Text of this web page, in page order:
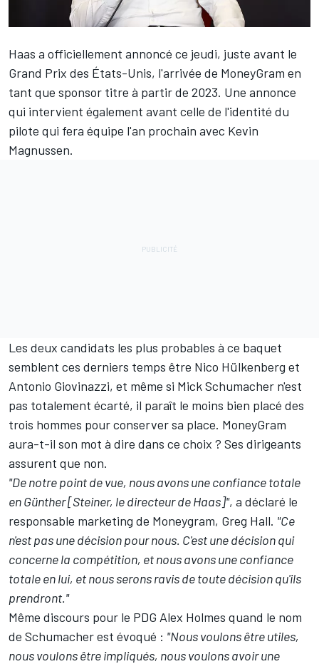
Haas a officiellement annoncé ce jeudi, juste avant le
Grand Prix des États-Unis, l'arrivée de MoneyGram en
tant que sponsor titre à partir de 2023. Une annonce
qui intervient également avant celle de l'identité du
pilote qui fera équipe l'an prochain avec Kevin
Magnussen.
Les deux candidats les plus probables à ce baquet
semblent ces derniers temps être Nico Hülkenberg et
Antonio Giovinazzi, et même si Mick Schumacher n'est
pas totalement écarté, il paraît le moins bien placé des
trois hommes pour conserver sa place. MoneyGram
aura-t-il son mot à dire dans ce choix ? Ses dirigeants
assurent que non.
"De notre point de vue, nous avons une confiance totale
en Günther [Steiner, le directeur de Haas]", a déclaré le
responsable marketing de Moneygram, Greg Hall. "Ce
n'est pas une décision pour nous. C'est une décision qui
concerne la compétition, et nous avons une confiance
totale en lui, et nous serons ravis de toute décision qu'ils
prendront."
Même discours pour le PDG Alex Holmes quand le nom
de Schumacher est évoqué : "Nous voulons être utiles,
nous voulons être impliqués, nous voulons avoir une